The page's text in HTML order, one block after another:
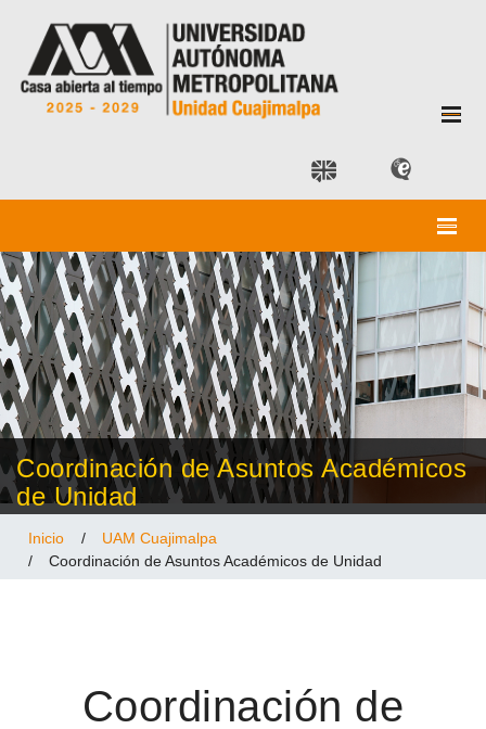
Coordinación de Asuntos Académicos
de Unidad
Inicio /
UAM Cuajimalpa
/
Coordinación de Asuntos Académicos de Unidad
Coordinación de